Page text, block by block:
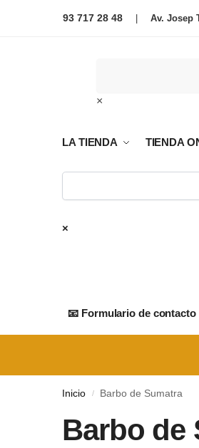
93 717 28 48 Av. Josep
×
LA TIENDA TIENDA
×
📧 Formulario de contacto
Inicio / Barbo de Sumatra
Barbo de